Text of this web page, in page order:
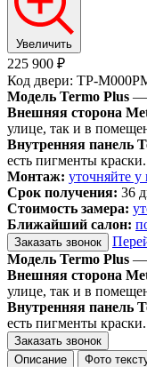
Увеличить
225 900 ₽
Код двери: TP-
Модель Termo Plus —
Внешняя сторона
улице, так и в
Внутренняя панель
есть пигменты краски.
Монтаж: уточняйте у
Срок получения: 36
Стоимость замера:
Ближайший салон:
Заказать звонок
Модель Termo Plus —
Внешняя сторона
улице, так и в
Внутренняя панель
есть пигменты краски.
Заказать звонок
Описание
Фото